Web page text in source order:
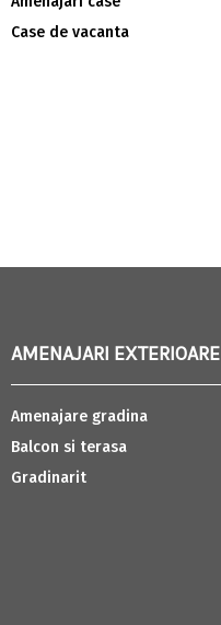
Case de vacanta
AMENAJARI EXTERIOARE
Amenajare gradina
Balcon si terasa
Gradinarit